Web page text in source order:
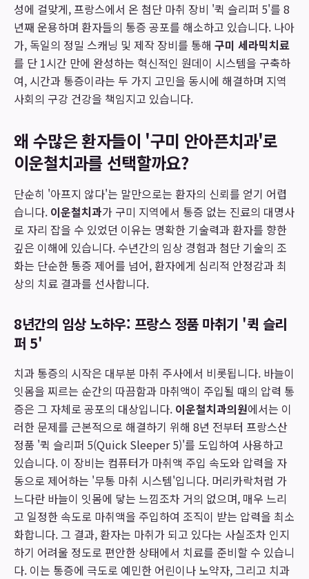
성에 걸맞게, 프랑스에서 온 첨단 마취 장비 '퀵 슬리퍼 5'를 8
년째 운용하며 환자들의 통증 공포를 해소하고 있습니다. 나아
가, 독일의 정밀 스캐닝 및 제작 장비를 통해 구미 세라믹치료
를 단 1시간 만에 완성하는 혁신적인 원데이 시스템을 구축하
여, 시간과 통증이라는 두 가지 고민을 동시에 해결하며 지역
사회의 구강 건강을 책임지고 있습니다.
왜 수많은 환자들이 '구미 안아픈치과'로
이운철치과를 선택할까요?
단순히 '아프지 않다'는 말만으로는 환자의 신뢰를 얻기 어렵
습니다. 이운철치과가 구미 지역에서 통증 없는 진료의 대명사
로 자리 잡을 수 있었던 이유는 명확한 기술력과 환자를 향한
깊은 이해에 있습니다. 수년간의 임상 경험과 첨단 기술의 조
화는 단순한 통증 제어를 넘어, 환자에게 심리적 안정감과 최
상의 치료 결과를 선사합니다.
8년간의 임상 노하우: 프랑스 정품 마취기 '퀵 슬리
퍼 5'
치과 통증의 시작은 대부분 마취 주사에서 비롯됩니다. 바늘이
잇몸을 찌르는 순간의 따끔함과 마취액이 주입될 때의 압력 통
증은 그 자체로 공포의 대상입니다. 이운철치과의원에서는 이
러한 문제를 근본적으로 해결하기 위해 8년 전부터 프랑스산
정품 '퀵 슬리퍼 5(Quick Sleeper 5)'를 도입하여 사용하고
있습니다. 이 장비는 컴퓨터가 마취액 주입 속도와 압력을 자
동으로 제어하는 '무통 마취 시스템'입니다. 머리카락처럼 가
느다란 바늘이 잇몸에 닿는 느낌조차 거의 없으며, 매우 느리
고 일정한 속도로 마취액을 주입하여 조직이 받는 압력을 최소
화합니다. 그 결과, 환자는 마취가 되고 있다는 사실조차 인지
하기 어려울 정도로 편안한 상태에서 치료를 준비할 수 있습니
다. 이는 통증에 극도로 예민한 어린이나 노약자, 그리고 치과